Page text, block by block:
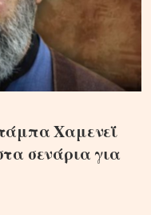
Χαμενεΐ
σενάρια για